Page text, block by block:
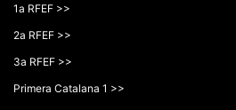
1a RFEF >>
2a RFEF >>
3a RFEF >>
Primera Catalana 1 >>